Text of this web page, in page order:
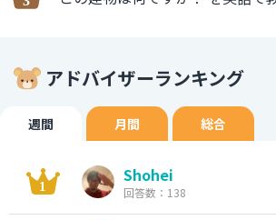
アドバイザーランキング
週間 月間 総合
Shohei
回答数：138